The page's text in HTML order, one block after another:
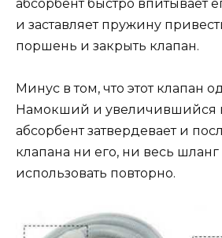
абсорбент быстро впитывает
и заставляет пружину
поршень и закрыть клапан.
Минус в том, что этот клапан
Намокший и увеличившийся
абсорбент затвердевает и
клапана ни его, ни весь шланг
использовать повторно.